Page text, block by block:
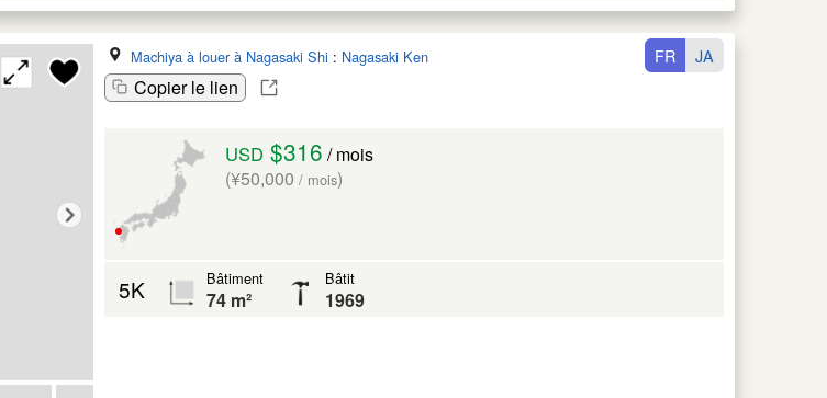
Machiya à louer à Nagasaki Shi : Nagasaki Ken
Copier le lien
FR JA
USD $316 / mois
(¥50,000 / mois)
5K Bâtiment
74 m²
Bâtit
1969